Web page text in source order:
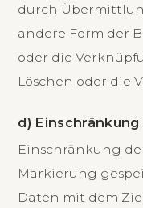
durch
andere Form der
oder die
Löschen oder die
d)
Einschränkung
Markierung
Daten mit dem